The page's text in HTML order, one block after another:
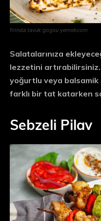
firinda tavuk gogsu yemekcom
Salatalarınıza
lezzetini
yoğurtlu veya balsamik
farklı bir tat katarken
Sebzeli Pilav